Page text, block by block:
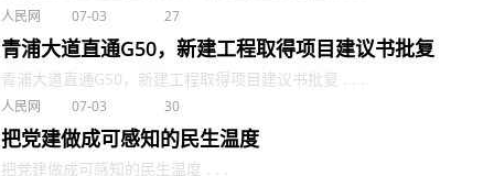
人民网 07-03 27
青浦大道直通G50，新建工程取得项目建议书批复
青浦大道直通G50，新建工程取得项目建议书批复 . . .
人民网 07-03 30
把党建做成可感知的民生温度
把党建做成可感知的民生温度 . . .